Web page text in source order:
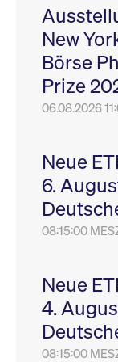
New
Börse
Prize
06.08.2026
Neue
6.
08:15:00
Neue
4.
08:15:00